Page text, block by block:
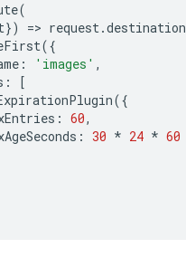
(
}) => request.destination
({
: 'images' ,
:
[
({
: 60,
: 30 * 24 * 60